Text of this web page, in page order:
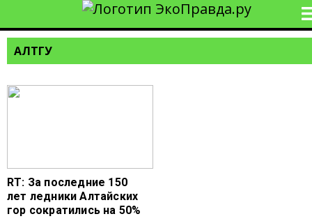
АЛТГУ
RT: За последние 150
лет ледники Алтайских
гор сократились на 50%